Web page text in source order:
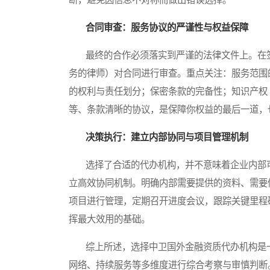
合同审查：服务协议的严谨性与权益保障
最终的合作必须落实到严谨的法律文件上。在
务的律师）对合同进行审查。重点关注：服务范
的权利与责任划分；保密条款的完备性；知识产
等、条款清晰的协议，是保障你权益的最后一道
决策执行：建立内部协同与项目管理机制
选择了合适的代办机构，并不意味着企业内部
立高效协同机制。明确内部需要提供的资料、需
项目进行管理，定期召开进度会议，跟踪关键里
挥最大效用的基础。
综上所述，选择中卫国外金融资质代办机构是
网络、持续服务等多维度进行综合考察与审慎判